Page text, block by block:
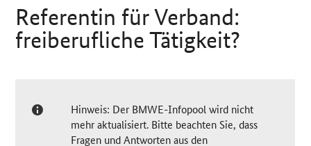
Referentin für Verband:
freiberufliche Tätigkeit?
Hinweis: Der BMWE-Infopool wird nicht
mehr aktualisiert. Bitte beachten Sie, dass
Fragen und Antworten aus den